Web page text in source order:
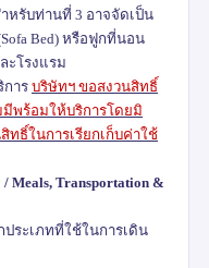
ำหรับท่านที่ 3 อาจจัดเป็น
Sofa Bed) หรือฟูกที่นอน
ะโรงแรม
าร บริษัทฯ ขอสงวนสิทธิ์
พร้อมให้บริการโดยมิ
ทธิ์ในการเรียกเก็บค่าใช้
/ Meals, Transportation &
ระเภทที่ใช้ในการเดิน